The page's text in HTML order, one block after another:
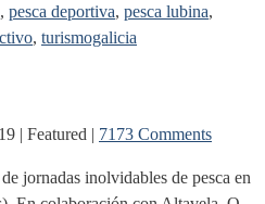
, pesca deportiva, pesca lubina,
, turismogalicia
| Featured | 7173 Comments
jornadas inolvidables de pesca en